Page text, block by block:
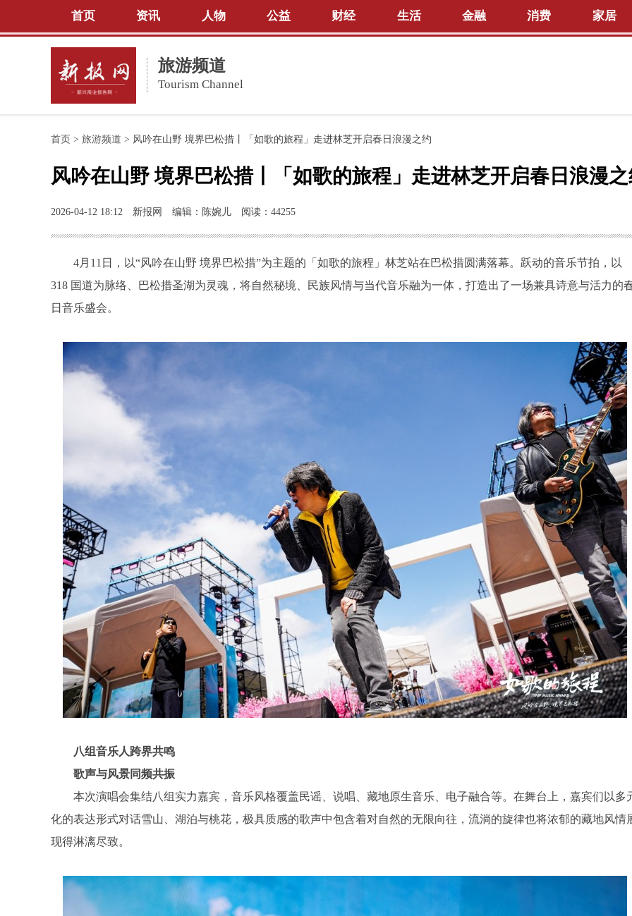
首页 资讯 人物 公益 财经 生活 金融 消费 家居
旅游频道
Tourism Channel
首页 > 旅游频道 > 风吟在山野 境界巴松措丨「如歌的旅程」走进林芝开启春日浪漫之约
风吟在山野 境界巴松措丨「如歌的旅程」走进林芝开启春日浪漫
2026-04-12 18:12 新报网 编辑：陈婉儿 阅读：44255
4月11日，以“风吟在山野 境界巴松措”为主题的「如歌的旅程」林芝站在巴松措圆满落幕。跃动的音乐节拍，以
318 国道为脉络、巴松措圣湖为灵魂，将自然秘境、民族风情与当代音乐融为一体，打造出了一场兼具诗意与活力的
日音乐盛会。
八组音乐人跨界共鸣
歌声与风景同频共振
本次演唱会集结八组实力嘉宾，音乐风格覆盖民谣、说唱、藏地原生音乐、电子融合等。在舞台上，嘉宾们以多
化的表达形式对话雪山、湖泊与桃花，极具质感的歌声中包含着对自然的无限向往，流淌的旋律也将浓郁的藏地风情
现得淋漓尽致。